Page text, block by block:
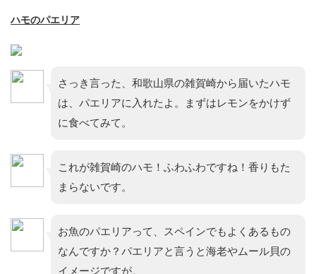
ハモのパエリア
さっき言った、和歌山県の雑賀崎から届いたハモ
は、パエリアに入れたよ。まずはレモンをかけず
に食べてみて。
これが雑賀崎のハモ！ふわふわですね！香りもた
まらないです。
お魚のパエリアって、スペインでもよくあるもの
なんですか？パエリアと言うと海老やムール貝の
イメージですが。